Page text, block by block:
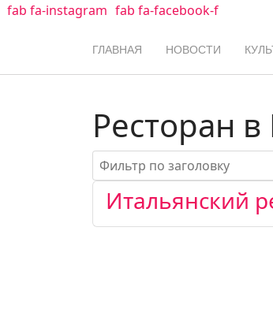
fab fa-instagram fab fa-facebook-f
ГЛАВНАЯ НОВОСТИ
Ресторан
Фильтр по заголовку
Итальянский